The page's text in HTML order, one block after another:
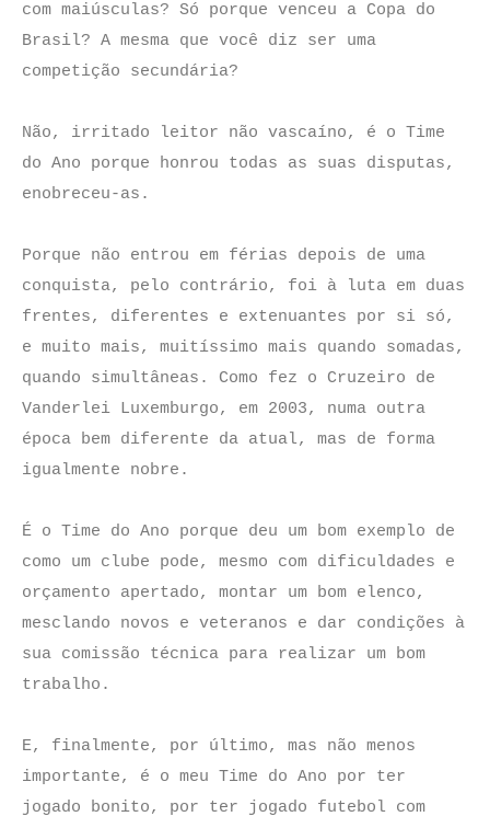
com maiúsculas? Só porque venceu a Copa do
Brasil? A mesma que você diz ser uma
competição secundária?
Não, irritado leitor não vascaíno, é o Time
do Ano porque honrou todas as suas disputas,
enobreceu-as.
Porque não entrou em férias depois de uma
conquista, pelo contrário, foi à luta em duas
frentes, diferentes e extenuantes por si só,
e muito mais, muitíssimo mais quando somadas,
quando simultâneas. Como fez o Cruzeiro de
Vanderlei Luxemburgo, em 2003, numa outra
época bem diferente da atual, mas de forma
igualmente nobre.
É o Time do Ano porque deu um bom exemplo de
como um clube pode, mesmo com dificuldades e
orçamento apertado, montar um bom elenco,
mesclando novos e veteranos e dar condições à
sua comissão técnica para realizar um bom
trabalho.
E, finalmente, por último, mas não menos
importante, é o meu Time do Ano por ter
jogado bonito, por ter jogado futebol com